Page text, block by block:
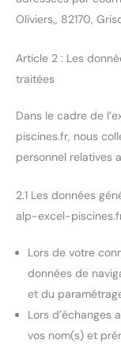
Oliviers,, 82170,
Article 2 : Les
traitées
Dans le cadre de
piscines.fr, nous
personnel relatives
2.1 Les données
alp-excel-
Lors de votre
données de
et du
Lors d’échanges
vos nom(s) et